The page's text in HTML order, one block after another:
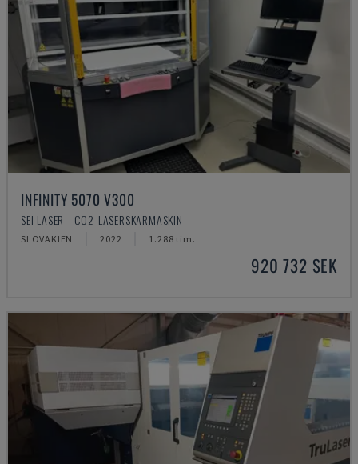
INFINITY 5070 V300
SEI LASER - CO2-LASERSKÄRMASKIN
SLOVAKIEN 2022 1.288 tim.
920 732 SEK